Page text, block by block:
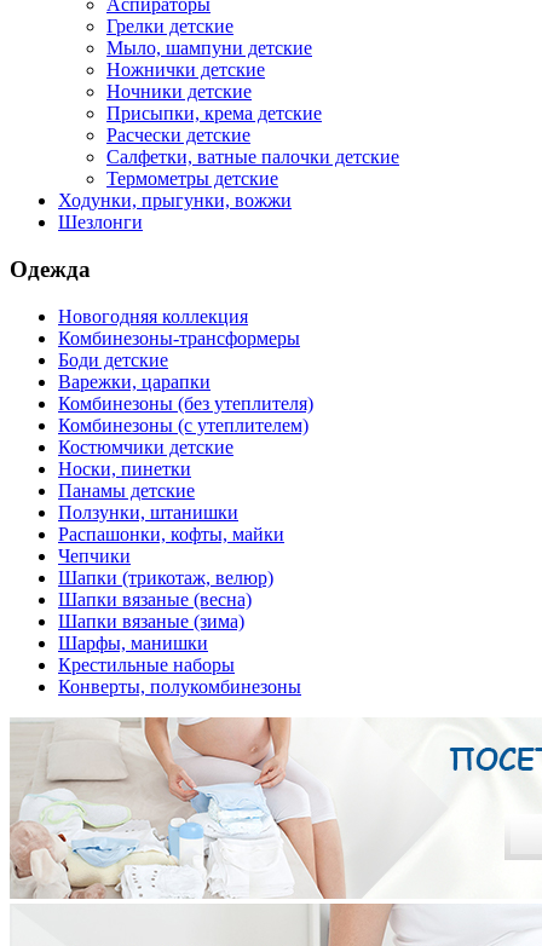
Аспираторы
Грелки детские
Мыло, шампуни детские
Ножнички детские
Ночники детские
Присыпки, крема детские
Расчески детские
Салфетки, ватные палочки детские
Термометры детские
Ходунки, прыгунки, вожжи
Шезлонги
Одежда
Новогодняя коллекция
Комбинезоны-трансформеры
Боди детские
Варежки, царапки
Комбинезоны (без утеплителя)
Комбинезоны (с утеплителем)
Костюмчики детские
Носки, пинетки
Панамы детские
Ползунки, штанишки
Распашонки, кофты, майки
Чепчики
Шапки (трикотаж, велюр)
Шапки вязаные (весна)
Шапки вязаные (зима)
Шарфы, манишки
Крестильные наборы
Конверты, полукомбинезоны